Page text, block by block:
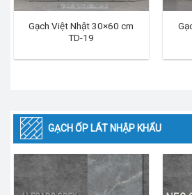
Gạch Việt Nhật 30×60 cm
TD-19
GẠCH ỐP LÁT NHẬP KHẨU